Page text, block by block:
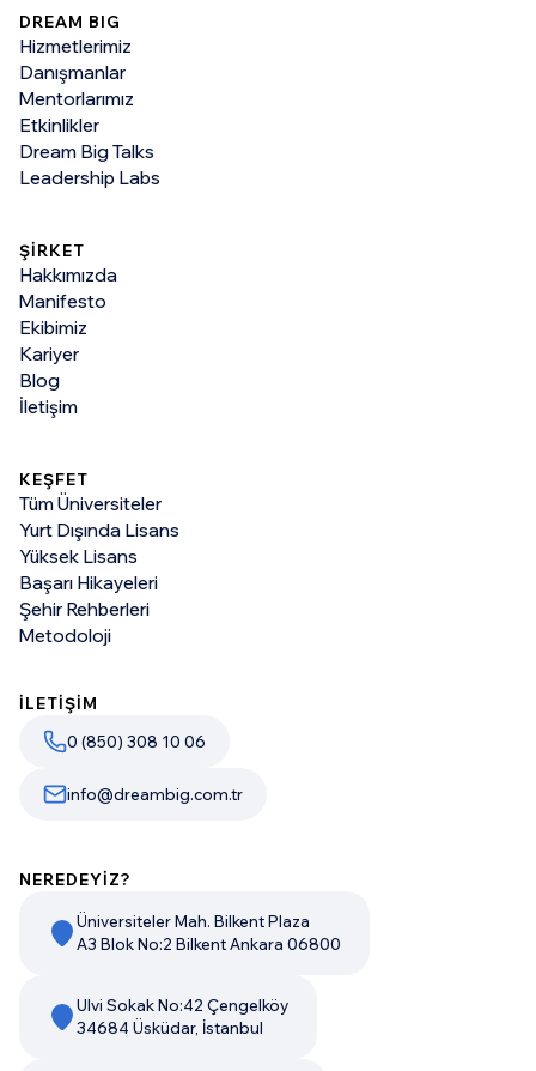
DREAM BIG
Hizmetlerimiz
Danışmanlar
Mentorlarımız
Etkinlikler
Dream Big Talks
Leadership Labs
ŞİRKET
Hakkımızda
Manifesto
Ekibimiz
Kariyer
Blog
İletişim
KEŞFET
Tüm Üniversiteler
Yurt Dışında Lisans
Yüksek Lisans
Başarı Hikayeleri
Şehir Rehberleri
Metodoloji
İLETİŞİM
0 (850) 308 10 06
info@dreambig.com.tr
NEREDEYİZ?
Üniversiteler Mah. Bilkent Plaza
A3 Blok No:2 Bilkent Ankara 06800
Ulvi Sokak No:42 Çengelköy
34684 Üsküdar, İstanbul